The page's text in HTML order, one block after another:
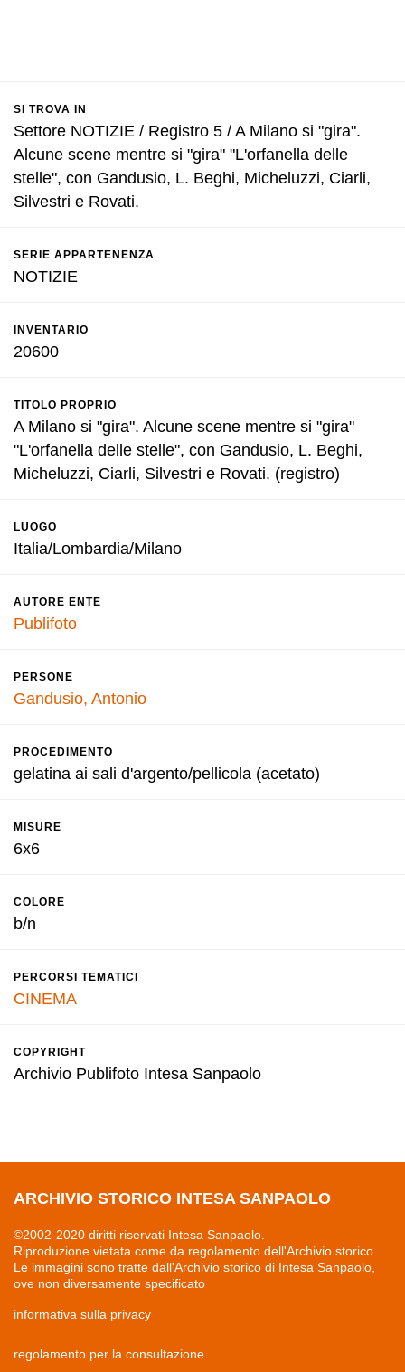
SI TROVA IN
Settore NOTIZIE / Registro 5 / A Milano si "gira".
Alcune scene mentre si "gira" "L'orfanella delle
stelle", con Gandusio, L. Beghi, Micheluzzi, Ciarli,
Silvestri e Rovati.
SERIE APPARTENENZA
NOTIZIE
INVENTARIO
20600
TITOLO PROPRIO
A Milano si "gira". Alcune scene mentre si "gira"
"L'orfanella delle stelle", con Gandusio, L. Beghi,
Micheluzzi, Ciarli, Silvestri e Rovati. (registro)
LUOGO
Italia/Lombardia/Milano
AUTORE ENTE
Publifoto
PERSONE
Gandusio, Antonio
PROCEDIMENTO
gelatina ai sali d'argento/pellicola (acetato)
MISURE
6x6
COLORE
b/n
PERCORSI TEMATICI
CINEMA
COPYRIGHT
Archivio Publifoto Intesa Sanpaolo
ARCHIVIO STORICO INTESA SANPAOLO
©2002-2020 diritti riservati Intesa Sanpaolo.
Riproduzione vietata come da regolamento dell'Archivio storico.
Le immagini sono tratte dall'Archivio storico di Intesa Sanpaolo,
ove non diversamente specificato
informativa sulla privacy
regolamento per la consultazione